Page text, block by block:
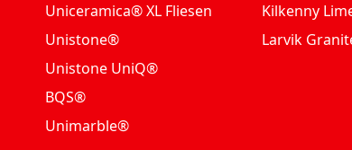
Uniceramica® XL Fliesen
Unistone®
Unistone UniQ®
BQS®
Unimarble®
Kilkenny
Larvik